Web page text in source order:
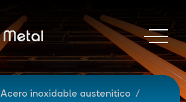
Acero inoxidable austenitico